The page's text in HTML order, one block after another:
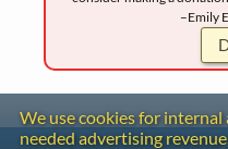
–Emily
We use cookies for
needed advertising